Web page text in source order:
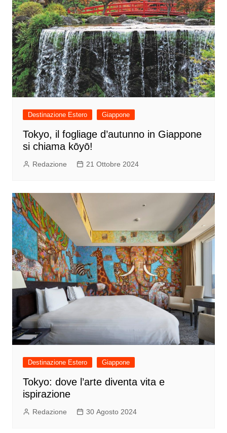
Destinazione Estero Giappone
Tokyo, il fogliage d’autunno in Giappone
si chiama kōyō!
Redazione 21 Ottobre 2024
Destinazione Estero Giappone
Tokyo: dove l’arte diventa vita e
ispirazione
Redazione 30 Agosto 2024